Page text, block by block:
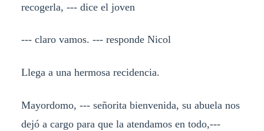
recogerla, --- dice el joven
--- claro vamos. --- responde Nicol
Llega a una hermosa recidencia.
Mayordomo, --- señorita bienvenida, su abuela nos
dejó a cargo para que la atendamos en todo,---